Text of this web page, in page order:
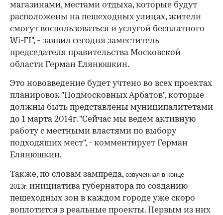
магазинами, местами отдыха, которые будут
расположены на пешеходных улицах, жители
смогут воспользоваться и услугой бесплатного
Wi-FI", - заявил сегодня заместитель
председателя правительства Московской
области Герман Елянюшкин.
Это нововведение будет учтено во всех проектах
планировок "Подмосковных Арбатов", которые
должны быть представлены муниципалитетами
до 1 марта 2014г. "Сейчас мы ведем активную
работу с местными властями по выбору
подходящих мест", - комментирует Герман
Елянюшкин.
Также, по словам зампреда, озвученная в конце
2013г. инициатива губернатора по созданию
пешеходных зон в каждом городе уже скоро
воплотится в реальные проекты. Первым из них